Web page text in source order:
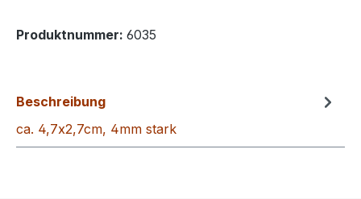
Produktnummer: 6035
Beschreibung
ca. 4,7x2,7cm, 4mm stark